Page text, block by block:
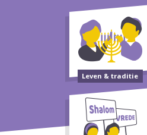
Leven & traditie